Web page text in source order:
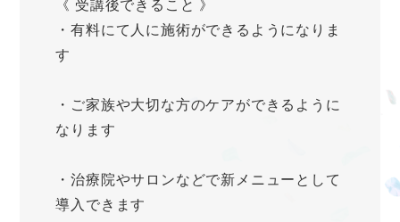
《 受講後できること 》
・有料にて人に施術ができるようになりま
す
・ご家族や大切な方のケアができるように
なります
・治療院やサロンなどで新メニューとして
導入できます